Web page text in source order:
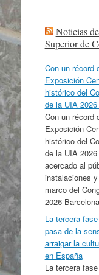
Noticias
Superior de
Con un récord
Exposición
histórico del
de la UIA
Con un récord
Exposición
histórico del
de la UIA
acercado al
instalaciones
marco del
2026
La tercera
pasa de la
arraigar la
en España
La tercera